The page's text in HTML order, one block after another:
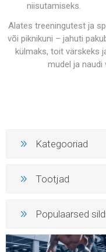
niisutamiseks.
Alates treeningutest ja
või piknikuni – jahuti
külmaks, toit värskeks
mudel ja naudi
Kategooriad
Tootjad
Populaarsed